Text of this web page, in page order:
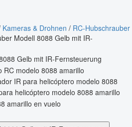
Kameras & Drohnen / RC-Hubschrauber
Modell 8088 Gelb mit IR-